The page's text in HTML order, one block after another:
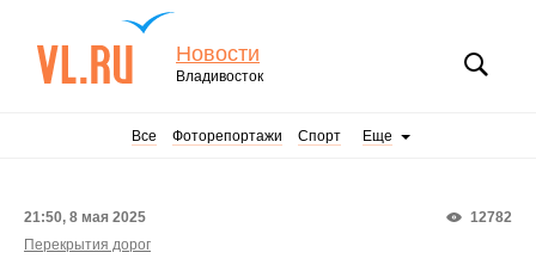
Новости
Владивосток
Все Фоторепортажи Спорт Еще
12782
21:50, 8 мая 2025
Перекрытия дорог